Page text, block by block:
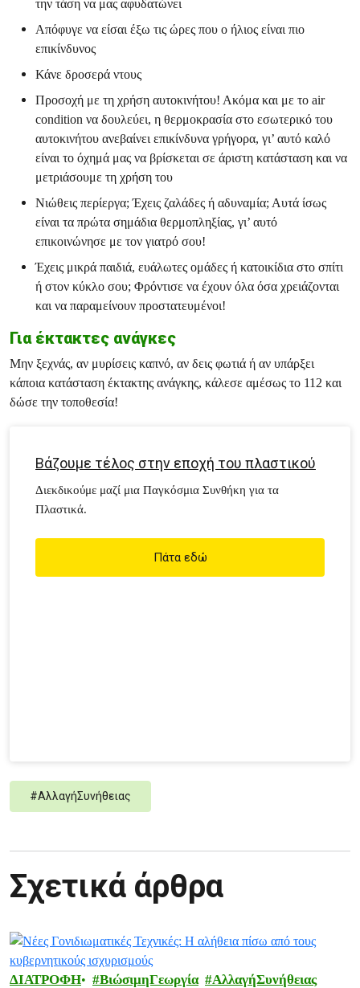
την τάση να μας αφυδατώνει
Απόφυγε να είσαι έξω τις ώρες που ο ήλιος είναι πιο
επικίνδυνος
Κάνε δροσερά ντους
Προσοχή με τη χρήση αυτοκινήτου! Ακόμα και με το air
condition να δουλεύει, η θερμοκρασία στο εσωτερικό του
αυτοκινήτου ανεβαίνει επικίνδυνα γρήγορα, γι’ αυτό καλό
είναι το όχημά μας να βρίσκεται σε άριστη κατάσταση και να
μετριάσουμε τη χρήση του
Νιώθεις περίεργα; Έχεις ζαλάδες ή αδυναμία; Αυτά ίσως
είναι τα πρώτα σημάδια θερμοπληξίας, γι’ αυτό
επικοινώνησε με τον γιατρό σου!
Έχεις μικρά παιδιά, ευάλωτες ομάδες ή κατοικίδια στο σπίτι
ή στον κύκλο σου; Φρόντισε να έχουν όλα όσα χρειάζονται
και να παραμείνουν προστατευμένοι!
Για έκτακτες ανάγκες
Μην ξεχνάς, αν μυρίσεις καπνό, αν δεις φωτιά ή αν υπάρξει
κάποια κατάσταση έκτακτης ανάγκης, κάλεσε αμέσως το 112 και
δώσε την τοποθεσία!
Βάζουμε τέλος στην εποχή του πλαστικού
Διεκδικούμε μαζί μια Παγκόσμια Συνθήκη για τα
Πλαστικά.
Πάτα εδώ
#ΑλλαγήΣυνήθειας
Σχετικά άρθρα
ΔΙΑΤΡΟΦΗ ΒιώσιμηΓεωργία ΑλλαγήΣυνήθειας